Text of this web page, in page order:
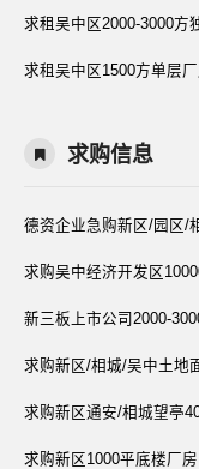
求租吴中区2000-3000方
求租吴中区1500方单层
求购信息
德资企业急购新区/园区/
求购吴中经济开发区
新三板上市公司2000-
求购新区/相城/吴中土地
求购新区通安/相城望亭
求购新区1000平底楼厂房